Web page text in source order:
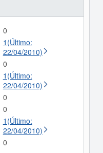
0
1(Último:
22/04/2010)
0
1(Último:
22/04/2010)
0
0
1(Último:
22/04/2010)
0